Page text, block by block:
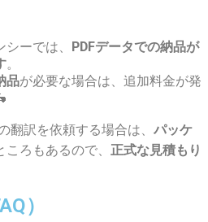
ーでは、 PDFデータでの納品が
。
品が必要な場合は、追加料金が発
翻訳を依頼する場合は、 パッケ
ろもあるので、 正式な見積もり
）​